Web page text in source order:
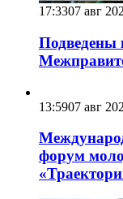
17:3307 авг
Подведены
13:5907 авг
форум